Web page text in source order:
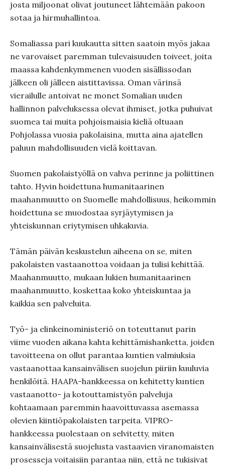
josta miljoonat olivat joutuneet lähtemään pakoon
sotaa ja hirmuhallintoa.
Somaliassa pari kuukautta sitten saatoin myös jakaa
ne varovaiset paremman tulevaisuuden toiveet, joita
maassa kahdenkymmenen vuoden sisällissodan
jälkeen oli jälleen aistittavissa. Oman värinsä
vierailulle antoivat ne monet Somalian uuden
hallinnon palveluksessa olevat ihmiset, jotka puhuivat
suomea tai muita pohjoismaisia kieliä oltuaan
Pohjolassa vuosia pakolaisina, mutta aina ajatellen
paluun mahdollisuuden vielä koittavan.
Suomen pakolaistyöllä on vahva perinne ja poliittinen
tahto. Hyvin hoidettuna humanitaarinen
maahanmuutto on Suomelle mahdollisuus, heikommin
hoidettuna se muodostaa syrjäytymisen ja
yhteiskunnan eriytymisen uhkakuvia.
Tämän päivän keskustelun aiheena on se, miten
pakolaisten vastaanottoa voidaan ja tulisi kehittää.
Maahanmuutto, mukaan lukien humanitaarinen
maahanmuutto, koskettaa koko yhteiskuntaa ja
kaikkia sen palveluita.
Työ- ja elinkeinoministeriö on toteuttanut parin
viime vuoden aikana kahta kehittämishanketta, joiden
tavoitteena on ollut parantaa kuntien valmiuksia
vastaanottaa kansainvälisen suojelun piiriin kuuluvia
henkilöitä. HAAPA-hankkeessa on kehitetty kuntien
vastaanotto- ja kotouttamistyön palveluja
kohtaamaan paremmin haavoittuvassa asemassa
olevien kiintiöpakolaisten tarpeita. VIPRO-
hankkeessa puolestaan on selvitetty, miten
kansainvälisestä suojelusta vastaavien viranomaisten
prosesseja voitaisiin parantaa niin, että ne tukisivat